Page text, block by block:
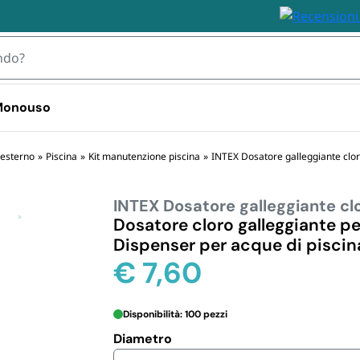
STOVIGLIE MONOUSO
PLASTICA
Bicchieri plastica e kristal
usa e getta
Piatti e
» Piscina » Kit manutenzione piscina » INTEX Dosatore galleggiante
INTEX Dosatore galleggiante
Dosatore cloro galleggiante
Dispenser per acque di
€ 7,60
Disponibilità: 100 pezzi
Diametro